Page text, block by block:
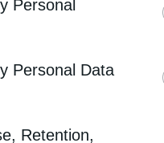
Personal
Personal Data
Retention,
Επόμενο άρθρο
Η “ευχή” του Ιησού